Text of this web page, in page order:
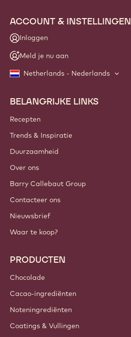
ACCOUNT & INSTELLINGEN
Inloggen
Meld je nu aan
Netherlands - Nederlands
Footer
Callebaut
BELANGRIJKE LINKS
Recepten
Trends & Inspiratie
Duurzaamheid
Over ons
Barry Callebaut Group
Contacteer ons
Nieuwsbrief
Waar te koop?
PRODUCTEN
Chocolade
Cacao-ingrediënten
Noteningrediënten
Coatings & Vullingen